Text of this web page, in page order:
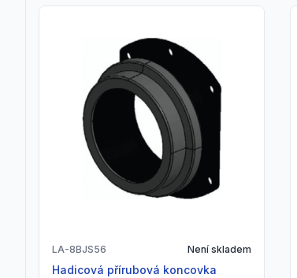
LA-8BJS56 Není skladem
Hadicová přírubová koncovka